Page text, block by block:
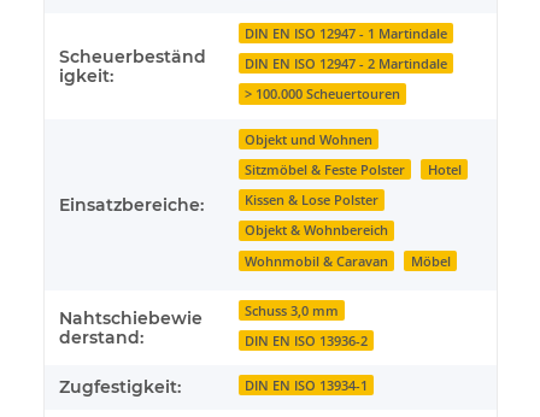
Scheuerbeständ
igkeit:
DIN EN ISO 12947 - 1 Martindale
DIN EN ISO 12947 - 2 Martindale
> 100.000 Scheuertouren
Einsatzbereiche:
Objekt und Wohnen
Sitzmöbel & Feste Polster
Hotel
Kissen & Lose Polster
Objekt & Wohnbereich
Wohnmobil & Caravan
Möbel
Nahtschiebewie
derstand:
Schuss 3,0 mm
DIN EN ISO 13936-2
Zugfestigkeit: DIN EN ISO 13934-1